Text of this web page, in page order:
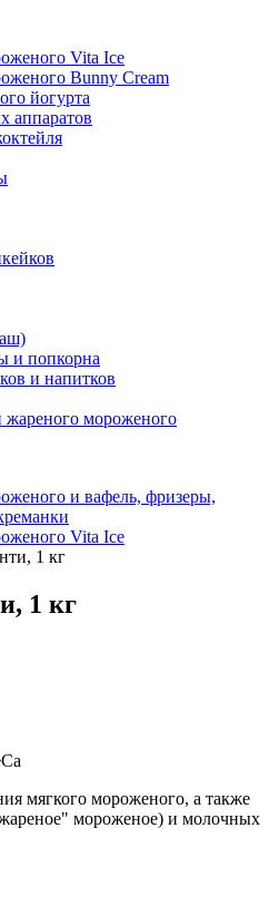
Vita Ice
Bunny Cream
йогурта
аппаратов
и попкорна
и напитков
жареного мороженого
и вафель, фризеры,
Vita Ice
1 кг
1 кг
мягкого мороженого, а также
мороженое) и молочных